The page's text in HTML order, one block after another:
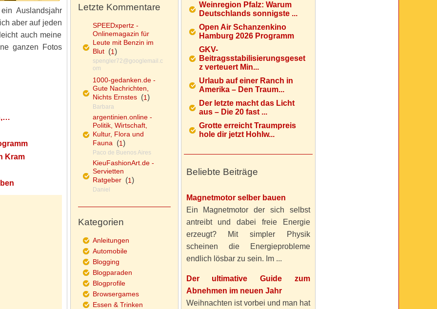
Auslandsjahr
aber auf jeden
auch meine
ganzen Fotos
Kram
Weinregion Pfalz: Warum
Deutschlands sonnigste ...
Open Air Schanzenkino
Hamburg 2026 Programm
GKV-
Beitragsstabilisierungsgeset
z verteuert Min...
Urlaub auf einer Ranch in
Amerika – Den Traum...
Der letzte macht das Licht
aus – Die 20 fast ...
Grotte erreicht Traumpreis
hole dir jetzt Hohlw...
Beliebte Beiträge
Magnetmotor selber bauen
Ein Magnetmotor der sich selbst
antreibt und dabei freie Energie
erzeugt? Mit simpler Physik
scheinen die Energieprobleme
endlich lösbar zu sein. Im ...
Der ultimative Guide zum
Abnehmen im neuen Jahr
Weihnachten ist vorbei und man hat
Letzte Kommentare
SPEEDxpertz -
Onlinemagazin für
Leute mit Benzin im
Blut(1)
spengler72@googlemail.c
om
1000-gedanken.de -
Gute Nachrichten,
Nichts Ernstes(1)
Barbara
argentinien.online -
Politik, Wirtschaft,
Kultur, Flora und
Fauna(1)
Paco de Buenos Aires
KieuFashionArt.de -
Servietten
Ratgeber(1)
Daniel
Kategorien
Anleitungen
Automobile
Blogging
Blogparaden
Blogprofile
Browsergames
Essen & Trinken